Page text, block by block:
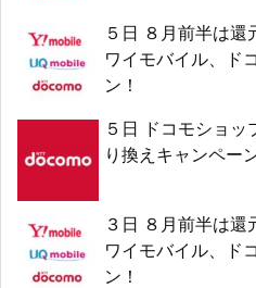
５日 ８月前半は還
ワイモバイル、ド
ン！
５日 ドコモショッ
り換えキャンペー
３日 ８月前半は還
ワイモバイル、ド
ン！